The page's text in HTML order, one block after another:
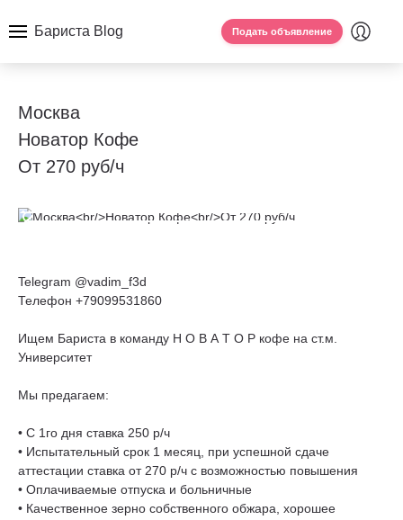
Бариста Blog Подать объявление
Москва
Новатор Кофе
От 270 руб/ч
Telegram @vadim_f3d
Телефон +79099531860
Ищем Бариста в команду Н О В А Т О Р кофе на ст.м.
Университет
Мы предагаем:
• С 1го дня ставка 250 р/ч
• Испытательный срок 1 месяц, при успешной сдаче
аттестации ставка от 270 р/ч с возможностью повышения
• Оплачиваемые отпуска и больничные
• Качественное зерно собственного обжара, хорошее